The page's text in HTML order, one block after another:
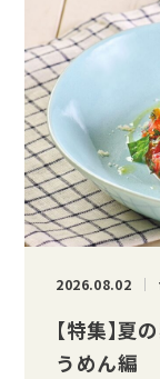
2026.08.02
【特集】
うめん編